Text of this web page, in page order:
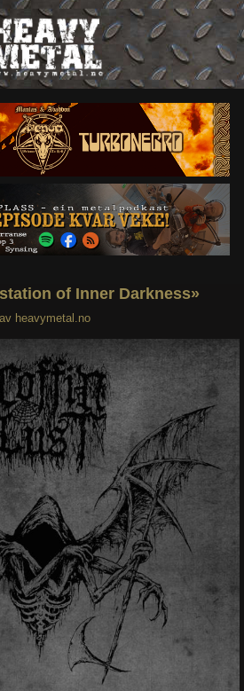
Nyheter
Omtaler
Intervjuer
Om oss
Abonner
of Inner Darkness»
av heavymetal.no